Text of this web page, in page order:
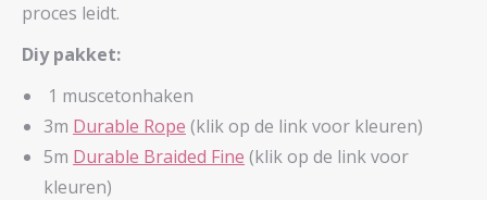
proces leidt.
Diy pakket:
1 muscetonhaken
3m Durable Rope (klik op de link voor kleuren)
5m Durable Braided Fine (klik op de link voor
kleuren)